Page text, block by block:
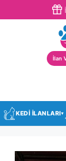
İlan
KEDİ İLANLARI▾